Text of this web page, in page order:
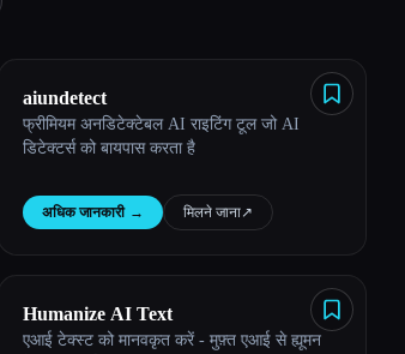
aiundetect
फ्रीमियम अनडिटेक्टेबल AI राइटिंग टूल जो AI
डिटेक्टर्स को बायपास करता है
अधिक जानकारी → मिलने जाना↗︎
Humanize AI Text
एआई टेक्स्ट को मानवकृत करें - मुफ़्त एआई से ह्यूमन